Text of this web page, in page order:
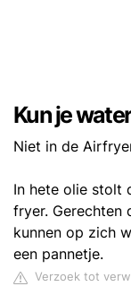
Kun je
Niet in de
In hete olie stolt
fryer. Gerechten
kunnen op zich
een pannetje.
Verzoek tot